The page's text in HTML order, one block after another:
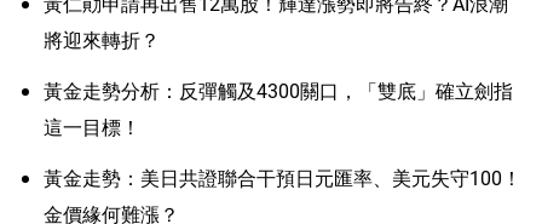
將迎來轉折？
黃金走勢分析：反彈觸及4300關口，「雙底」確立劍指
這一目標！
黃金走勢：美日共證聯合干預日元匯率、美元失守100！
金價緣何難漲？